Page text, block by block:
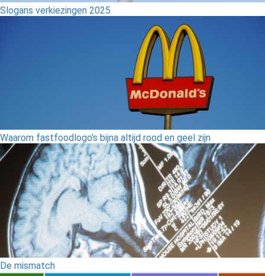
Slogans verkiezingen 2025
Waarom fastfoodlogo’s bijna altijd rood en geel zijn
De mismatch